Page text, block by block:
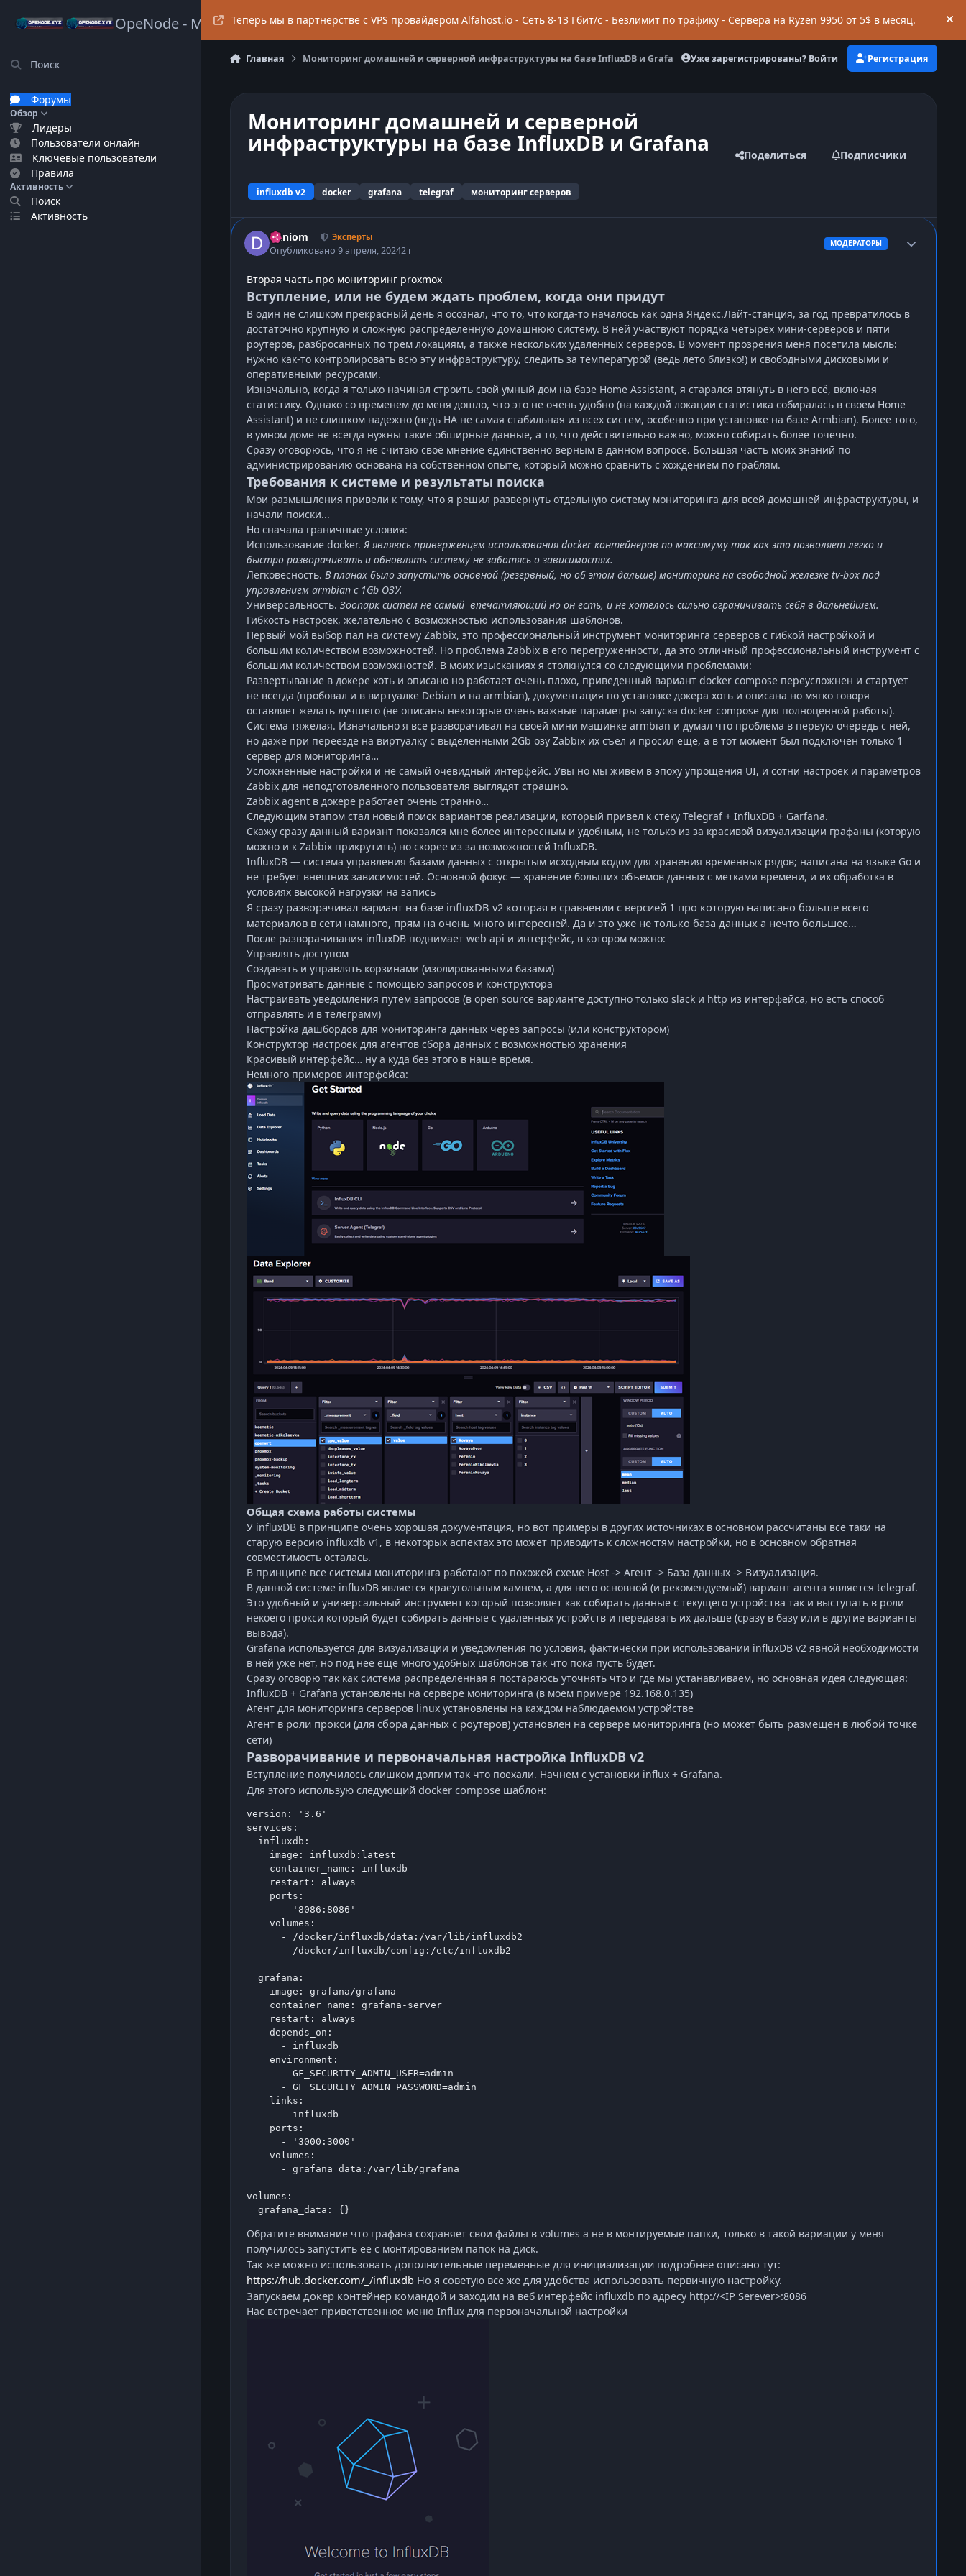
OpeNode - Mind & Data Space
Поиск
Форумы
Обзор
Лидеры
Пользователи онлайн
Ключевые пользователи
Правила
Активность
Поиск
Активность
Теперь мы в партнерстве с VPS провайдером Alfahost.io - Сеть 8-13 Гбит/c - Безлимит по трафику - Сервера на Ryzen 9950 от 5$ в месяц.
Главная Мониторинг домашней и серверной инфраструктуры на базе InfluxDB и Grafana Уже зарегистрированы? Войти Регистрация
Мониторинг домашней и серверной
инфраструктуры на базе InfluxDB и Grafana
influxdb v2 docker grafana telegraf мониторинг серверов
Поделиться Подписчики
Deniom Эксперты
Опубликовано9 апреля, 20242 г
МОДЕРАТОРЫ Author stats
Вторая часть про мониторинг proxmox
Вступление, или не будем ждать проблем, когда они придут
В один не слишком прекрасный день я осознал, что то, что когда-то началось как одна Яндекс.Лайт-станция, за год превратилось в
достаточно крупную и сложную распределенную домашнюю систему. В ней участвуют порядка четырех мини-серверов и пяти
роутеров, разбросанных по трем локациям, а также нескольких удаленных серверов. В момент прозрения меня посетила мысль:
нужно как-то контролировать всю эту инфраструктуру, следить за температурой (ведь лето близко!) и свободными дисковыми и
оперативными ресурсами.
Изначально, когда я только начинал строить свой умный дом на базе Home Assistant, я старался втянуть в него всё, включая
статистику. Однако со временем до меня дошло, что это не очень удобно (на каждой локации статистика собиралась в своем Home
Assistant) и не слишком надежно (ведь HA не самая стабильная из всех систем, особенно при установке на базе Armbian). Более того,
в умном доме не всегда нужны такие обширные данные, а то, что действительно важно, можно собирать более точечно.
Сразу оговорюсь, что я не считаю своё мнение единственно верным в данном вопросе. Большая часть моих знаний по
администрированию основана на собственном опыте, который можно сравнить с хождением по граблям.
Требования к системе и результаты поиска
Мои размышления привели к тому, что я решил развернуть отдельную систему мониторинга для всей домашней инфраструктуры, и
начали поиски...
Но сначала граничные условия:
Использование docker. Я являюсь приверженцем использования docker контейнеров по максимуму так как это позволяет легко и
быстро разворачивать и обновлять систему не заботясь о зависимостях.
Легковесность. В планах было запустить основной (резервный, но об этом дальше) мониторинг на свободной железке tv-box под
управлением armbian c 1Gb ОЗУ.
Универсальность. Зоопарк систем не самый впечатляющий но он есть, и не хотелось сильно ограничивать себя в дальнейшем.
Гибкость настроек, желательно с возможностью использования шаблонов.
Первый мой выбор пал на систему Zabbix, это профессиональный инструмент мониторинга серверов с гибкой настройкой и
большим количеством возможностей. Но проблема Zabbix в его перегруженности, да это отличный профессиональный инструмент с
большим количеством возможностей. В моих изысканиях я столкнулся со следующими проблемами:
Развертывание в докере хоть и описано но работает очень плохо, приведенный вариант docker compose переусложнен и стартует
не всегда (пробовал и в виртуалке Debian и на armbian), документация по установке докера хоть и описана но мягко говоря
оставляет желать лучшего (не описаны некоторые очень важные параметры запуска docker compose для полноценной работы).
Система тяжелая. Изначально я все разворачивал на своей мини машинке armbian и думал что проблема в первую очередь с ней,
но даже при переезде на виртуалку с выделенными 2Gb озу Zabbix их съел и просил еще, а в тот момент был подключен только 1
сервер для мониторинга…
Усложненные настройки и не самый очевидный интерфейс. Увы но мы живем в эпоху упрощения UI, и сотни настроек и параметров
Zabbix для неподготовленного пользователя выглядят страшно.
Zabbix agent в докере работает очень странно…
Следующим этапом стал новый поиск вариантов реализации, который привел к стеку Telegraf+ InfluxDB + Garfana.
Скажу сразу данный вариант показался мне более интересным и удобным, не только из за красивой визуализации графаны (которую
можно и к Zabbix прикрутить) но скорее из за возможностей InfluxDB.
InfluxDB — система управления базами данных с открытым исходным кодом для хранения временных рядов; написана на языке Go и
не требует внешних зависимостей. Основной фокус — хранение больших объёмов данных с метками времени, и их обработка в
условиях высокой нагрузки на запись
Я сразу разворачивал вариант на базе influxDB v2 которая в сравнении с версией 1 про которую написано больше всего
материалов в сети намного, прям на очень много интересней. Да и это уже не только база данных а нечто большее…
После разворачивания influxDB поднимает web api и интерфейс, в котором можно:
Управлять доступом
Создавать и управлять корзинами (изолированными базами)
Просматривать данные с помощью запросов и конструктора
Настраивать уведомления путем запросов (в open source варианте доступно только slack и http из интерфейса, но есть способ
отправлять и в телеграмм)
Настройка дашбордов для мониторинга данных через запросы (или конструктором)
Конструктор настроек для агентов сбора данных с возможностью хранения
Красивый интерфейс… ну а куда без этого в наше время.
Немного примеров интерфейса:
Общая схема работы системы
У influxDB в принципе очень хорошая документация, но вот примеры в других источниках в основном рассчитаны все таки на
старую версию influxdb v1, в некоторых аспектах это может приводить к сложностям настройки, но в основном обратная
совместимость осталась.
В принципе все системы мониторинга работают по похожей схеме Host -> Агент -> База данных -> Визуализация.
В данной системе influxDB является краеугольным камнем, а для него основной (и рекомендуемый) вариант агента является telegraf.
Это удобный и универсальный инструмент который позволяет как собирать данные с текущего устройства так и выступать в роли
некоего прокси который будет собирать данные с удаленных устройств и передавать их дальше (сразу в базу или в другие варианты
вывода).
Grafana используется для визуализации и уведомления по условия, фактически при использовании influxDB v2 явной необходимости
в ней уже нет, но под нее еще много удобных шаблонов так что пока пусть будет.
Сразу оговорю так как система распределенная я постараюсь уточнять что и где мы устанавливаем, но основная идея следующая:
InfluxDB + Grafana установлены на сервере мониторинга (в моем примере 192.168.0.135)
Агент для мониторинга серверов linux установлены на каждом наблюдаемом устройстве
Агент в роли прокси (для сбора данных с роутеров) установлен на сервере мониторинга (но может быть размещен в любой точке
сети)
Разворачивание и первоначальная настройка InfluxDB v2
Вступление получилось слишком долгим так что поехали. Начнем с установки influx + Grafana.
Для этого использую следующий docker compose шаблон:
version: '3.6'
services:
  influxdb:
    image: influxdb:latest
    container_name: influxdb
    restart: always
    ports:
      - '8086:8086'
    volumes:
      - /docker/influxdb/data:/var/lib/influxdb2
      - /docker/influxdb/config:/etc/influxdb2
  grafana:
    image: grafana/grafana
    container_name: grafana-server
    restart: always
    depends_on:
      - influxdb
    environment:
      - GF_SECURITY_ADMIN_USER=admin
      - GF_SECURITY_ADMIN_PASSWORD=admin
    links:
      - influxdb
    ports:
      - '3000:3000'
    volumes:
      - grafana_data:/var/lib/grafana
volumes:
  grafana_data: {}
Обратите внимание что графана сохраняет свои файлы в volumes а не в монтируемые папки, только в такой вариации у меня
получилось запустить ее с монтированием папок на диск.
Так же можно использовать дополнительные переменные для инициализации подробнее описано тут:
https://hub.docker.com/_/influxdb Но я советую все же для удобства использовать первичную настройку.
Запускаем докер контейнер командой и заходим на веб интерфейс influxdb по адресу http://<IP Serever>:8086
Нас встречает приветственное меню Influx для первоначальной настройки